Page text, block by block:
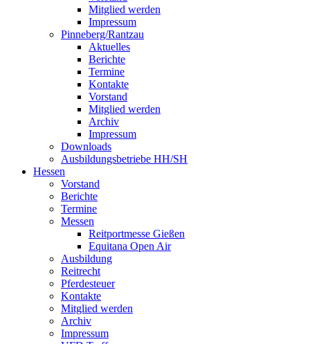
Mitglied werden
Impressum
Pinneberg/Rantzau
Aktuelles
Berichte
Termine
Kontakte
Vorstand
Mitglied werden
Archiv
Impressum
Downloads
Ausbildungsbetriebe HH/SH
Hessen
Vorstand
Berichte
Termine
Messen
Reitportmesse Gießen
Equitana Open Air
Ausbildung
Reitrecht
Pferdesteuer
Kontakte
Mitglied werden
Archiv
Impressum